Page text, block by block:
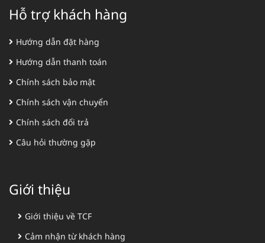
Hỗ trợ khách hàng
Hướng dẫn đặt hàng
Hướng dẫn thanh toán
Chính sách bảo mật
Chính sách vận chuyển
Chính sách đổi trả
Câu hỏi thường gặp
Giới thiệu
Giới thiệu về TCF
Cảm nhận từ khách hàng